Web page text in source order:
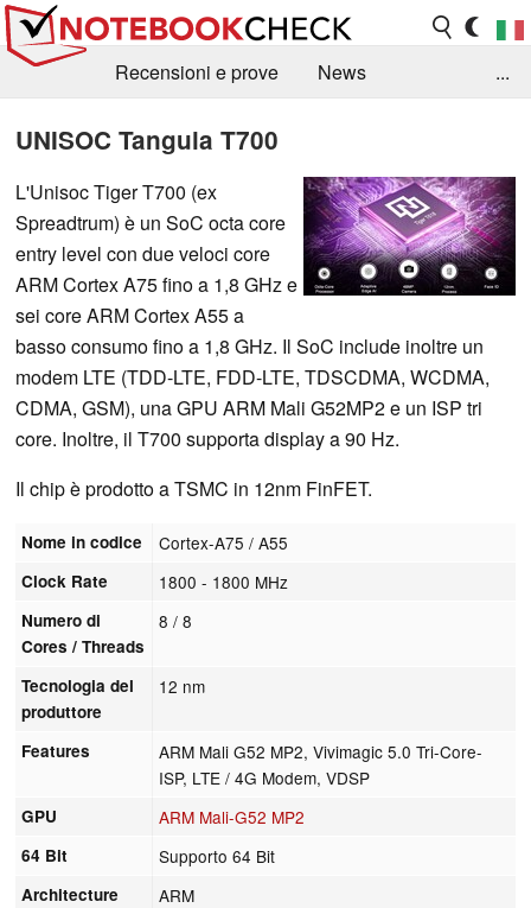
Recensioni e prove
News
Contact
...
UNISOC Tangula T700
L'Unisoc Tiger T700 (ex
Spreadtrum) è un SoC octa core
entry level con due veloci core
ARM Cortex A75 fino a 1,8 GHz e
sei core ARM Cortex A55 a
basso consumo fino a 1,8 GHz. Il SoC include inoltre un
modem LTE (TDD-LTE, FDD-LTE, TDSCDMA, WCDMA,
CDMA, GSM), una GPU ARM Mali G52MP2 e un ISP tri
core. Inoltre, il T700 supporta display a 90 Hz.
Il chip è prodotto a TSMC in 12nm FinFET.
Nome in codice Cortex-A75 / A55
Clock Rate 1800 - 1800 MHz
Numero di
Cores / Threads
8 / 8
Tecnologia del
produttore
12 nm
Features
ARM Mali G52 MP2, Vivimagic 5.0 Tri-Core-
ISP, LTE / 4G Modem, VDSP
GPU ARM Mali-G52 MP2
64 Bit Supporto 64 Bit
Architecture ARM